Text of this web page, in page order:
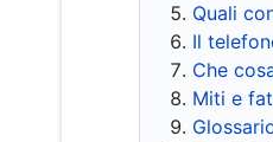
Quali
Il
Che
Miti e